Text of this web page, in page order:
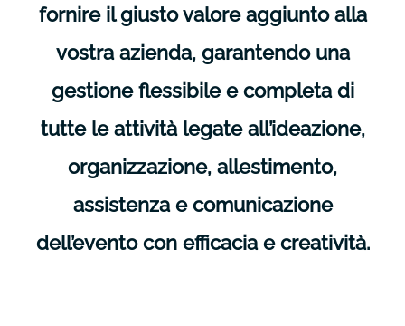
fornire il giusto valore aggiunto alla
vostra azienda, garantendo una
gestione flessibile e completa di
tutte le attività legate all’ideazione,
organizzazione, allestimento,
assistenza e comunicazione
dell’evento con efficacia e creatività.